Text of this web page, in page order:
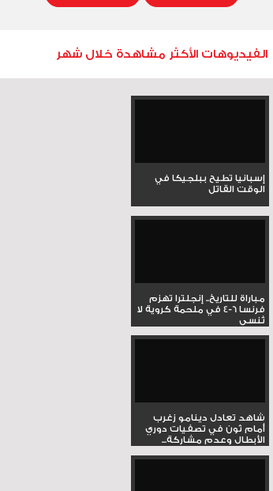
الفيديوهات الأكثر مشاهدة خلال شهر
إسبانيا تطيح ببلجيكا في
الوقت القاتل
مباراة للتاريخ.. إنجلترا تهزم
فرنسا 6-4 في ملحمة كروية لا
تُنسى
شاهد تعادل دينامو زغرب
أمام ثون في تصفيات دوري
الأبطال وعدم مشاركة...